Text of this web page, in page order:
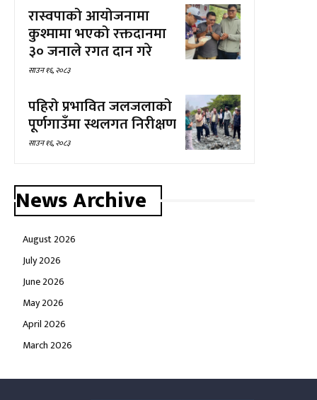
रास्वपाको आयोजनामा
कुश्मामा भएको रक्तदानमा
३० जनाले रगत दान गरे
साउन १६, २०८३
पहिरो प्रभावित जलजलाको
पूर्णगाउँमा स्थलगत निरीक्षण
साउन १६, २०८३
News Archive
August 2026
July 2026
June 2026
May 2026
April 2026
March 2026